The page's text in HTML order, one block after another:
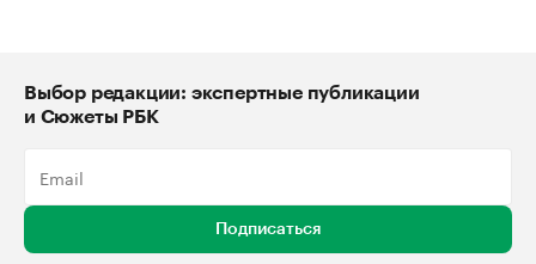
Выбор редакции: экспертные публикации
и Сюжеты РБК
Подписаться